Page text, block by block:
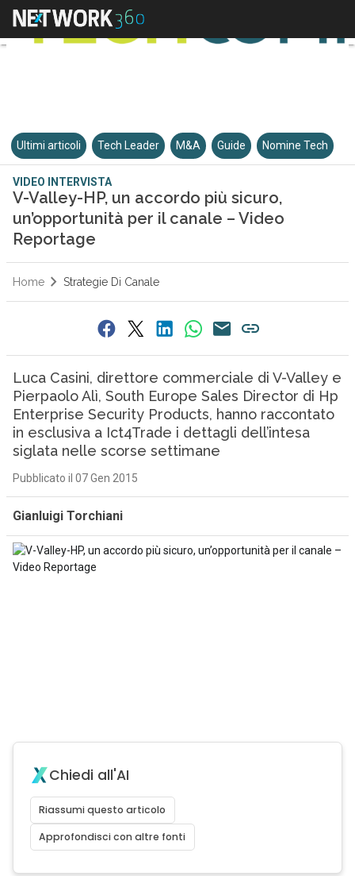
Ultimi articoli Tech Leader M&A Guide Nomine Tech
VIDEO INTERVISTA
V-Valley-HP, un accordo più sicuro,
un’opportunità per il canale – Video
Reportage
Home Strategie Di Canale
Luca Casini, direttore commerciale di V-Valley e
Pierpaolo Alì, South Europe Sales Director di Hp
Enterprise Security Products, hanno raccontato
in esclusiva a Ict4Trade i dettagli dell’intesa
siglata nelle scorse settimane
Pubblicato il 07 Gen 2015
Gianluigi Torchiani
Chiedi all'AI
Riassumi questo articolo
Approfondisci con altre fonti